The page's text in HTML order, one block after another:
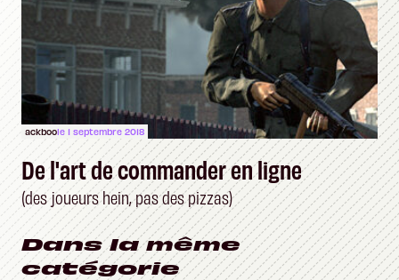
ackboole 1 septembre 2018
De l'art de commander en ligne
(des joueurs hein, pas des pizzas)
Dans la même
catégorie